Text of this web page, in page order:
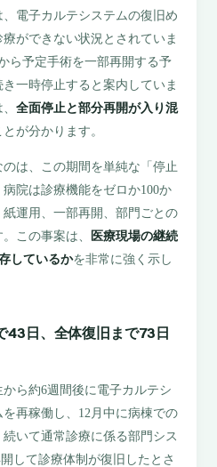
、電子カルテシステムの復旧め
ができない状況とされていま
ら予定手術を一部再開する予
一時停止すると案内していま
、全面停止と部分再開が入り混
が分かります。
は、この期間を単純な「停止
院は診療機能をゼロか100か
運用、一部再開、部門ごとの
この事案は、
医療現場の継続
しているかを非常に強く示し
43日、全体復旧まで73日
ら約6週間後に電子カルテシ
再稼働し、12月中に病棟での
いて通常診療に係る部門シス
して診療体制が復旧したとさ